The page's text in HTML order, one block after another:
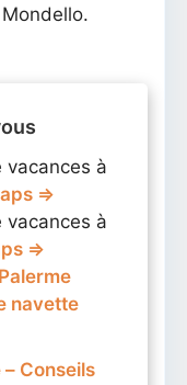
vacances à
⇒
vacances à
⇒
Palerme
navette
– Conseils